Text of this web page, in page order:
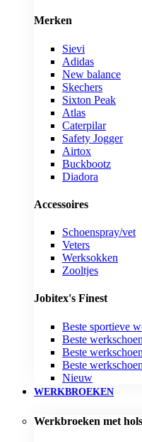
Merken
Sievi
Adidas
New balance
Skechers
Sixton Peak
Atlas
Caterpilar
Safety Jogger
Airtox
Buckbootz
Diadora
Accessoires
Schoenspray/vet
Veters
Werksokken
Zooltjes
Jobitex's Finest
Beste sportieve
Beste
Beste
Beste
Nieuw
WERKBROEKEN
Werkbroeken met